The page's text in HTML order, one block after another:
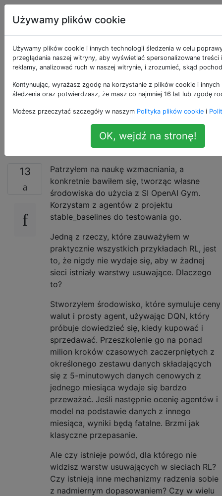
Sztuczna
inteligencja
Dlaczego nie widzisz
warstw rezygnacji na
przykładach uczenia
się zbrojenia?
13
Patrzyłem na naukę wzmacniania, a
konkretnie bawiłem się, tworząc własne
środowiska do użycia z SI OpenAI Gym.
Korzystam z agentów z projektu
stable_baselines do testowania go.
Jedną z rzeczy, które zauważyłem w
praktycznie wszystkich przykładach RL, jest
to, że nigdy nie wydaje się, aby w żadnej
sieci istniały warstwy usuwające. Dlaczego
to?
Stworzyłem środowisko, które symuluje ceny
walut i prosty agent, używając DQN, który
próbuje dowiedzieć się, kiedy kupować i
sprzedawać. Przeszkolenie go na ponad
milion kroków czasowych zaczerpniętych z
określonego zestawu danych składających
się z 5-minutowych danych cenowych z
jednego miesiąca wydaje się bardzo
przeważać. Jeśli następnie ocenię agentów i
model na podstawie danych z innego
miesiąca, wyniki będą fatalne. Brzmi jak
klasyczne przepasanie.
Ale czy istnieje powód, dla którego nie
widzisz warstw usuwających w sieciach RL?
Czy istnieją inne mechanizmy radzenia sobie
z nadmiernym dopasowaniem? Czy w wielu
Używamy plików cookie
Używamy plików cookie i innych technologii śledzenia w celu
przeglądania naszej witryny, aby wyświetlać spersonalizowane treści
reklamy, analizować ruch w naszej witrynie, i zrozumieć, skąd
Kontynuując, wyrażasz zgodę na korzystanie z plików cookie i
śledzenia oraz potwierdzasz, że masz co najmniej 16 lat lub zgodę
Możesz przeczytać szczegóły w naszym Polityka plików cookie i
OK, wejdź na stronę!